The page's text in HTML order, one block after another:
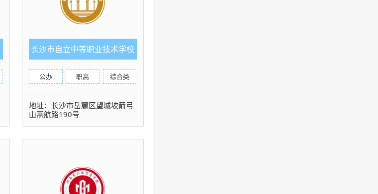
长沙市自立中等职业技术学校
公办 职高 综合类
地址：长沙市岳麓区望城坡箭弓
山燕航路190号